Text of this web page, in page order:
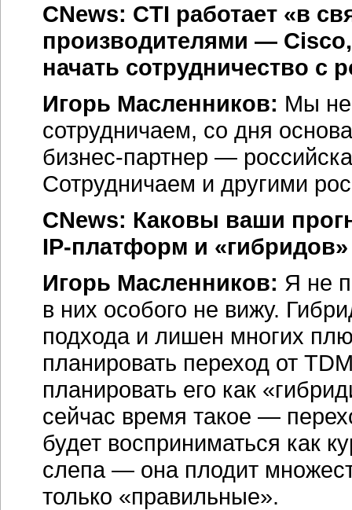
CNews: CTI работает «в
производителями —
начать сотрудничество с
Игорь Масленников: Мы
сотрудничаем, со дня
бизнес-партнер —
Сотрудничаем и другими
CNews: Каковы ваши
IP-платформ и
Игорь Масленников: Я не
в них особого не вижу.
подхода и лишен многих
планировать переход от
планировать его как
сейчас время такое —
будет восприниматься как
слепа — она плодит
только «правильные».